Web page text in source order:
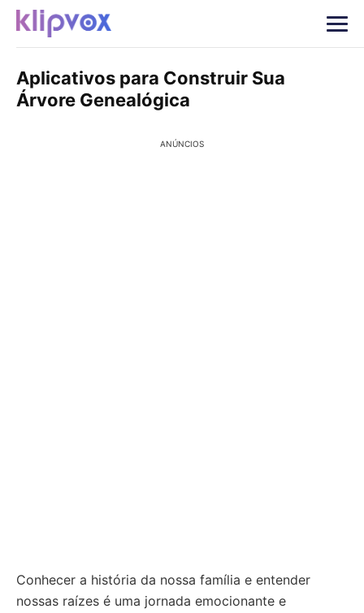
Aplicativos para Construir Sua
Árvore Genealógica
ANÚNCIOS
Conhecer a história da nossa família e entender
nossas raízes é uma jornada emocionante e